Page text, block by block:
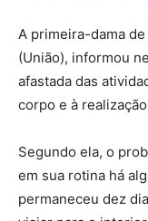
A primeira-dama
(União), informou
afastada das
corpo e à
Segundo ela, o
em sua rotina há
permaneceu dez